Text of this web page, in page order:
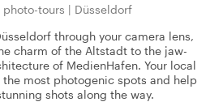
photo-tours | Düsseldorf
through your camera lens,
charm of the Altstadt to the jaw-
of MedienHafen. Your local
most photogenic spots and help
shots along the way.